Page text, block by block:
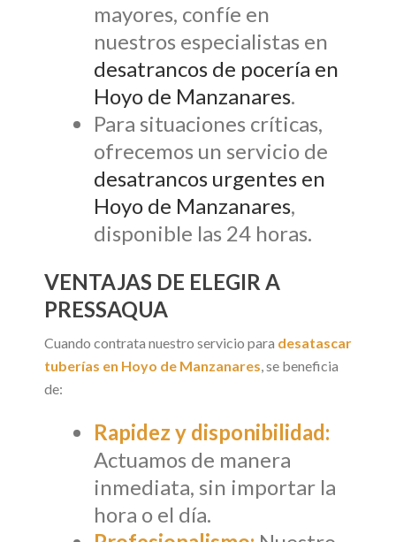
mayores, confíe en
nuestros especialistas en
desatrancos de pocería en
Hoyo de Manzanares.
Para situaciones críticas,
ofrecemos un servicio de
desatrancos urgentes en
Hoyo de Manzanares,
disponible las 24 horas.
VENTAJAS DE ELEGIR A
PRESSAQUA
Cuando contrata nuestro servicio para desatascar
tuberías en Hoyo de Manzanares, se beneficia
de:
Rapidez y disponibilidad:
Actuamos de manera
inmediata, sin importar la
hora o el día.